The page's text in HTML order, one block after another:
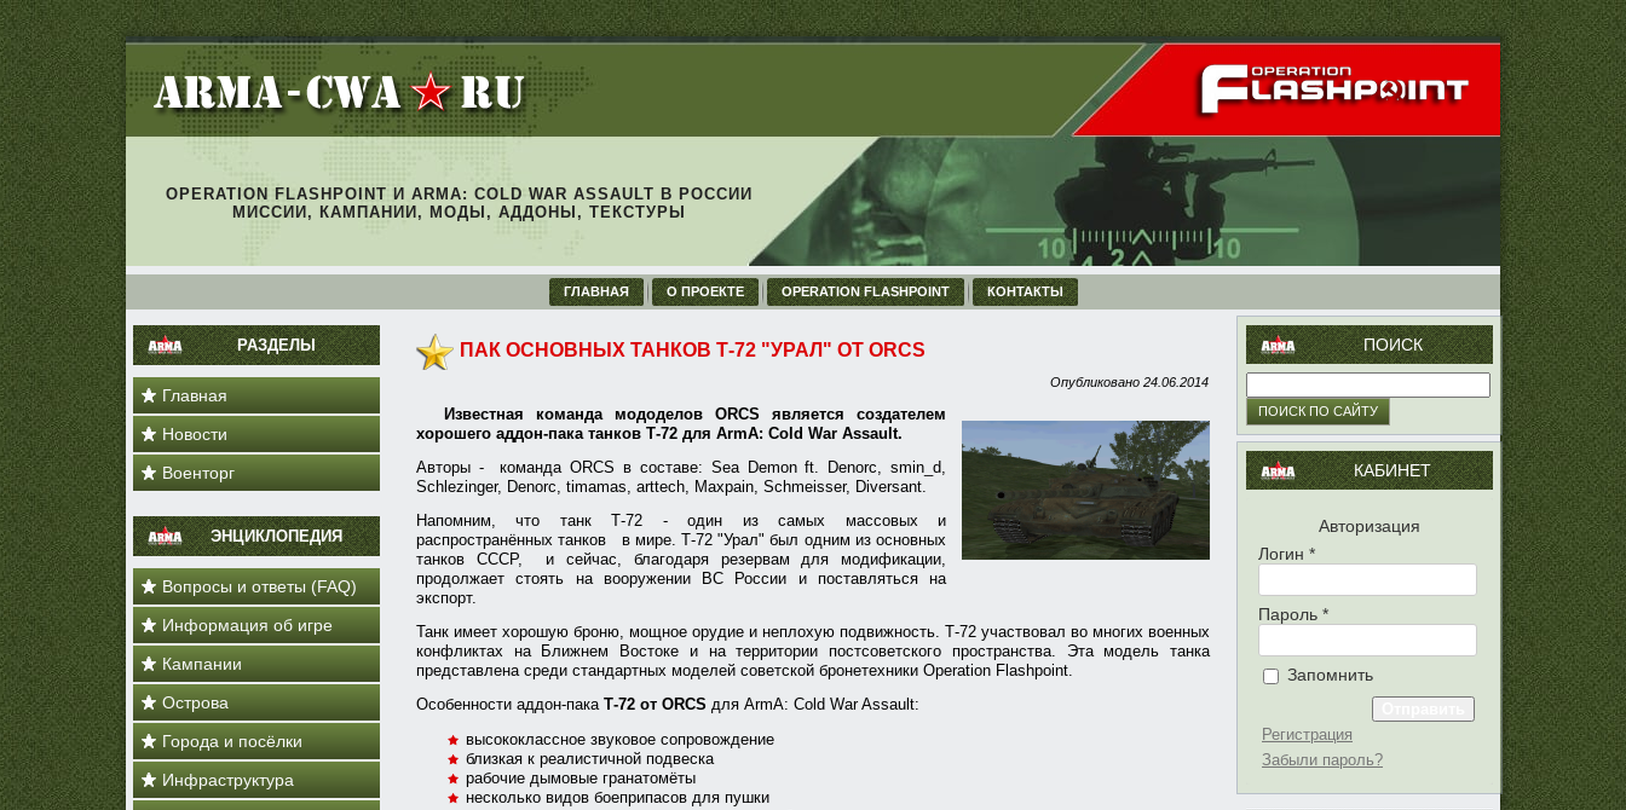
OPERATION FLASHPOINT И ARMA: COLD WAR ASSAULT В РОССИИ
МИССИИ, КАМПАНИИ, МОДЫ, АДДОНЫ, ТЕКСТУРЫ
ГЛАВНАЯ О ПРОЕКТЕ OPERATION FLASHPOINT КОНТАКТЫ
РАЗДЕЛЫ
Главная
Новости
Военторг
ЭНЦИКЛОПЕДИЯ
Вопросы и ответы (FAQ)
Информация об игре
Кампании
Острова
Города и посёлки
Инфраструктура
ПАК ОСНОВНЫХ ТАНКОВ Т-72 "УРАЛ" ОТ ORCS
Опубликовано 24.06.2014
Известная команда мододелов ORCS является создателем
хорошего аддон-пака танков Т-72 для ArmA: Cold War Assault.
Авторы - команда ORCS в составе: Sea Demon ft. Denorc, smin_d,
Schlezinger, Denorc, timamas, arttech, Maxpain, Schmeisser, Diversant.
Напомним, что танк Т-72 - один из самых массовых и
распространённых танков в мире. Т-72 "Урал" был одним из основных
танков СССР, и сейчас, благодаря резервам для модификации,
продолжает стоять на вооружении ВС России и поставляться на
экспорт.
Танк имеет хорошую броню, мощное орудие и неплохую подвижность. Т-72 участвовал во многих военных
конфликтах на Ближнем Востоке и на территории постсоветского пространства. Эта модель танка
представлена среди стандартных моделей советской бронетехники Operation Flashpoint.
Особенности аддон-пака Т-72 от ORCS для ArmA: Cold War Assault:
высококлассное звуковое сопровождение
близкая к реалистичной подвеска
рабочие дымовые гранатомёты
несколько видов боеприпасов для пушки
ПОИСК
КАБИНЕТ
Авторизация
Логин *
Пароль *
Запомнить
Регистрация
Забыли пароль?